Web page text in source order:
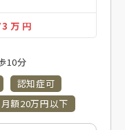
万 円
10分
認知症可
月額20万円以下